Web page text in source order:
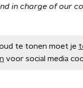
in charge of our
te tonen moet je
voor social media